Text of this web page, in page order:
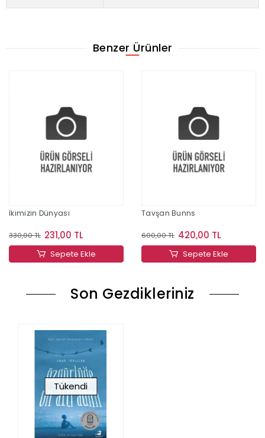
Benzer Ürünler
İkimizin Dünyası
330,00 TL 231,00 TL
Sepete Ekle
Tavşan Bunns
600,00 TL 420,00 TL
Sepete Ekle
Son Gezdikleriniz
Tükendi